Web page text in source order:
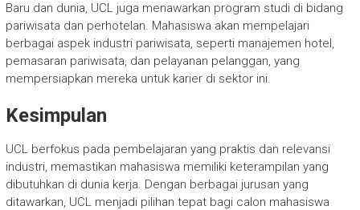
Baru dan dunia, UCL juga menawarkan program studi di bidang
pariwisata dan perhotelan. Mahasiswa akan mempelajari
berbagai aspek industri pariwisata, seperti manajemen hotel,
pemasaran pariwisata, dan pelayanan pelanggan, yang
mempersiapkan mereka untuk karier di sektor ini.
Kesimpulan
UCL berfokus pada pembelajaran yang praktis dan relevansi
industri, memastikan mahasiswa memiliki keterampilan yang
dibutuhkan di dunia kerja. Dengan berbagai jurusan yang
ditawarkan, UCL menjadi pilihan tepat bagi calon mahasiswa